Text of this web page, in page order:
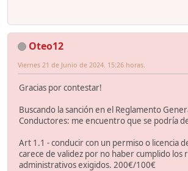
Oteo12
Viernes 21 de Junio de 2024. 15:26 horas.
Gracias por contestar!
Buscando la sanción en el Reglamento
Conductores: me encuentro que se podría
Art 1.1 - conducir con un permiso o licencia
carece de validez por no haber cumplido los
administrativos exigidos. 200€/100€